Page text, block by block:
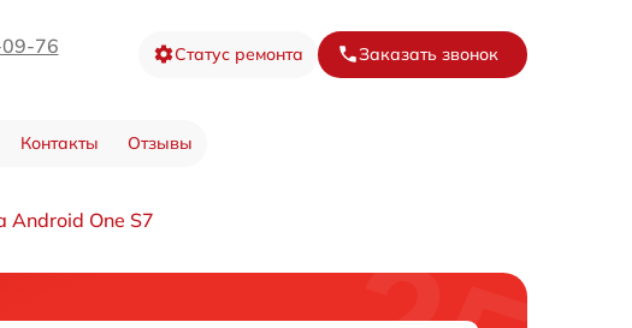
76 Статус ремонта Заказать звонок
Контакты Отзывы
Android One S7